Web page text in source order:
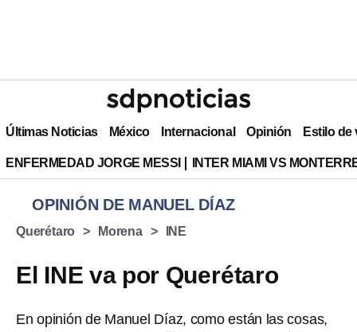
Últimas Noticias México Internacional Opinión Estilo de
ENFERMEDAD JORGE MESSI INTER MIAMI VS
OPINIÓN DE MANUEL DÍAZ
Querétaro Morena INE
El INE va por Querétaro
En opinión de Manuel Díaz, como están las cosas,